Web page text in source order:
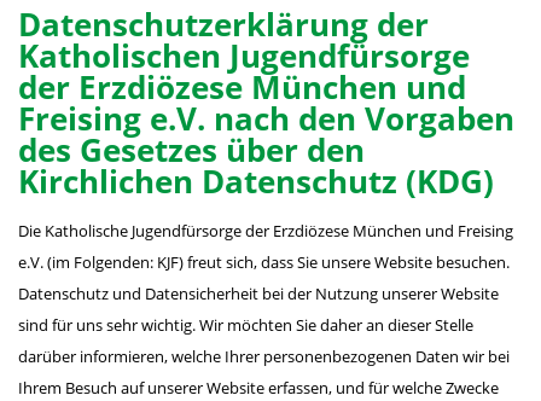
Datenschutzerklärung der
Katholischen Jugendfürsorge
der Erzdiözese München und
Freising e.V. nach den Vorgaben
des Gesetzes über den
Kirchlichen Datenschutz (KDG)
Die Katholische Jugendfürsorge der Erzdiözese München und Freising
e.V. (im Folgenden: KJF) freut sich, dass Sie unsere Website besuchen.
Datenschutz und Datensicherheit bei der Nutzung unserer Website
sind für uns sehr wichtig. Wir möchten Sie daher an dieser Stelle
darüber informieren, welche Ihrer personenbezogenen Daten wir bei
Ihrem Besuch auf unserer Website erfassen, und für welche Zwecke